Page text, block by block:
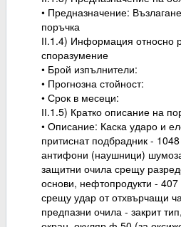
• Предназначение:
поръчка
ІІ.1.4) Информация относно
споразумение
• Брой изпълнители:
• Прогнозна стойност:
• Срок в месеци:
ІІ.1.5) Кратко описание на
• Описание: Каска ударо и
притиснат подбрадник -
антифони (наушници)
защитни очила срещу
основи, нефтопродукти -
срещу удар от отхвърчащи
предпазни очила - закрит